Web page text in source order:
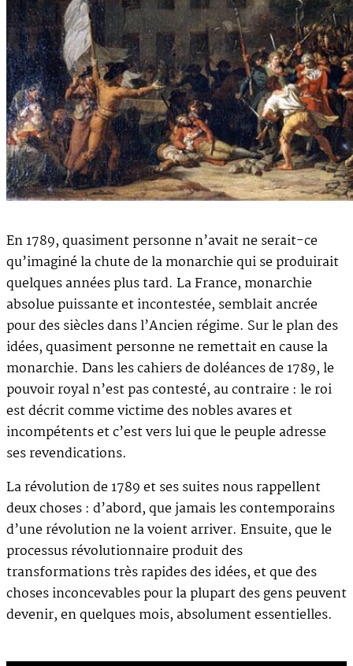
En 1789, quasiment personne n’avait ne serait-ce
qu’imaginé la chute de la monarchie qui se produirait
quelques années plus tard. La France, monarchie
absolue puissante et incontestée, semblait ancrée
pour des siècles dans l’Ancien régime. Sur le plan des
idées, quasiment personne ne remettait en cause la
monarchie. Dans les cahiers de doléances de 1789, le
pouvoir royal n’est pas contesté, au contraire : le roi
est décrit comme victime des nobles avares et
incompétents et c’est vers lui que le peuple adresse
ses revendications.
La révolution de 1789 et ses suites nous rappellent
deux choses : d’abord, que jamais les contemporains
d’une révolution ne la voient arriver. Ensuite, que le
processus révolutionnaire produit des
transformations très rapides des idées, et que des
choses inconcevables pour la plupart des gens peuvent
devenir, en quelques mois, absolument essentielles.